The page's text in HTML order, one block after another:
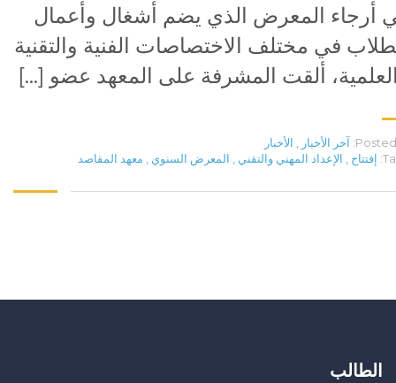
أرجاء المعرض الذي يضم أشغال وأعمال
في مختلف الاختصاصات الفنية والتقنية
ألقت المشرفة على المعهد عضو […]
Posted آخر الأخبار , الأخبار
إفتتاح , الإعداد المهني والتقني , المعرض السنوي , معهد المقاصد
الطالب